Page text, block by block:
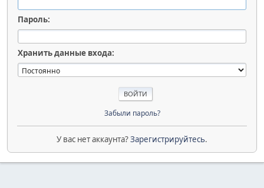
Пароль:
Хранить данные входа:
Забыли пароль?
У вас нет аккаунта?Зарегистрируйтесь.